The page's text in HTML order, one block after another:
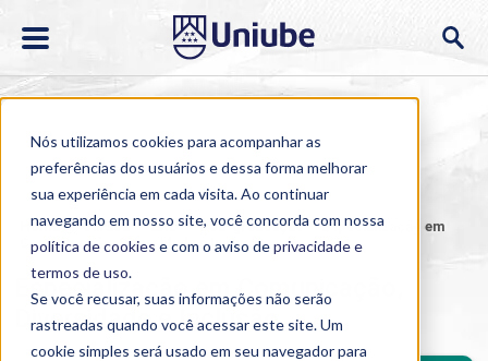
Nós utilizamos cookies para acompanhar as
preferências dos usuários e dessa forma melhorar
sua experiência em cada visita. Ao continuar
navegando em nosso site, você concorda com nossa
política de cookies e com o aviso deprivacidade e
termos de uso.
Se você recusar, suas informações não serão
rastreadas quando você acessar este site. Um
cookie simples será usado em seu navegador para
Home > Cursos > EAD > Pós-graduação >Especialização em
Comunicação, Diversidade e Inclusão
Especialização em Comunicação,
Diversidade e Inclusão